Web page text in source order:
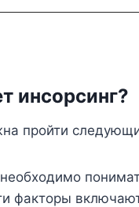
инсорсинг?
пройти
факторы